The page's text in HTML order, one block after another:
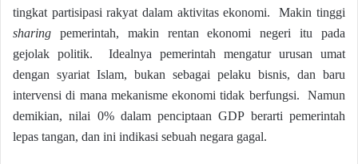
tingkat partisipasi rakyat dalam aktivitas ekonomi. Makin tinggi
sharing pemerintah, makin rentan ekonomi negeri itu pada
gejolak politik. Idealnya pemerintah mengatur urusan umat
dengan syariat Islam, bukan sebagai pelaku bisnis, dan baru
intervensi di mana mekanisme ekonomi tidak berfungsi. Namun
demikian, nilai 0% dalam penciptaan GDP berarti pemerintah
lepas tangan, dan ini indikasi sebuah negara gagal.